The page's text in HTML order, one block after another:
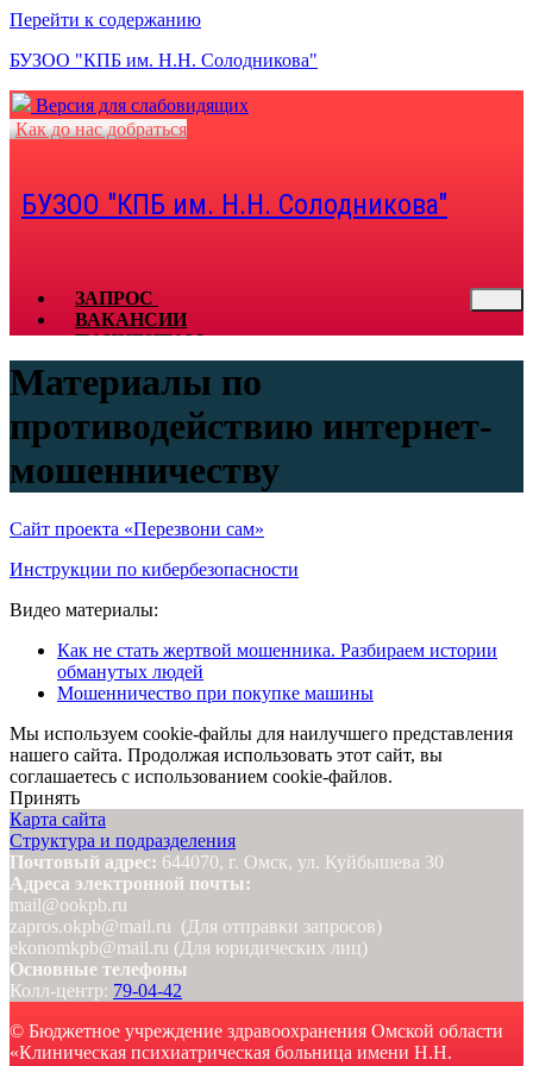
Перейти к содержанию
БУЗОО "КПБ им. Н.Н. Солодникова"
Версия для слабовидящих
Как до нас добраться
БУЗОО "КПБ им. Н.Н. Солодникова"
ЗАПРОС
ВАКАНСИИ
ПАЦИЕНТАМ
СПЕЦИАЛИСТАМ
КОНТАКТЫ
ДОКУМЕНТЫ
ОТЗЫВЫ
ЗАКУПКИ
ГОРЯЧАЯ ЛИНИЯ
Материалы по
противодействию интернет-
мошенничеству
Сайт проекта «Перезвони сам»
Инструкции по кибербезопасности
Видео материалы:
Как не стать жертвой мошенника. Разбираем истории
обманутых людей
Мошенничество при покупке машины
Мы используем cookie-файлы для наилучшего представления
нашего сайта. Продолжая использовать этот сайт, вы
соглашаетесь с использованием cookie-файлов.
Принять
Карта сайта
Структура и подразделения
Почтовый адрес: 644070, г. Омск, ул. Куйбышева 30
Адреса электронной почты:
mail@ookpb.ru
zapros.okpb@mail.ru (Для отправки запросов)
ekonomkpb@mail.ru (Для юридических лиц)
Основные телефоны
Колл-центр: 79-04-42
© Бюджетное учреждение здравоохранения Омской области
«Клиническая психиатрическая больница имени Н.Н.